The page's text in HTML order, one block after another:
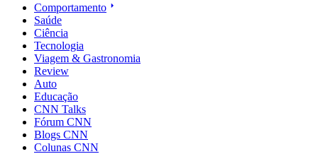
Comportamento
Saúde
Ciência
Tecnologia
Viagem & Gastronomia
Review
Auto
Educação
CNN Talks
Fórum CNN
Blogs CNN
Colunas CNN